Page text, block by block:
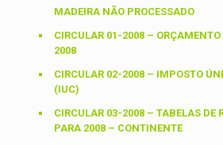
MADEIRA NÃO PROCESSADO
CIRCULAR 01-2008 – ORÇAMENTO
2008
CIRCULAR 02-2008 – IMPOSTO
(IUC)
CIRCULAR 03-2008 – TABELAS DE
PARA 2008 – CONTINENTE